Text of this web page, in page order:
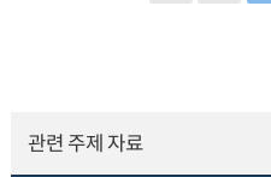
관련 주제 자료